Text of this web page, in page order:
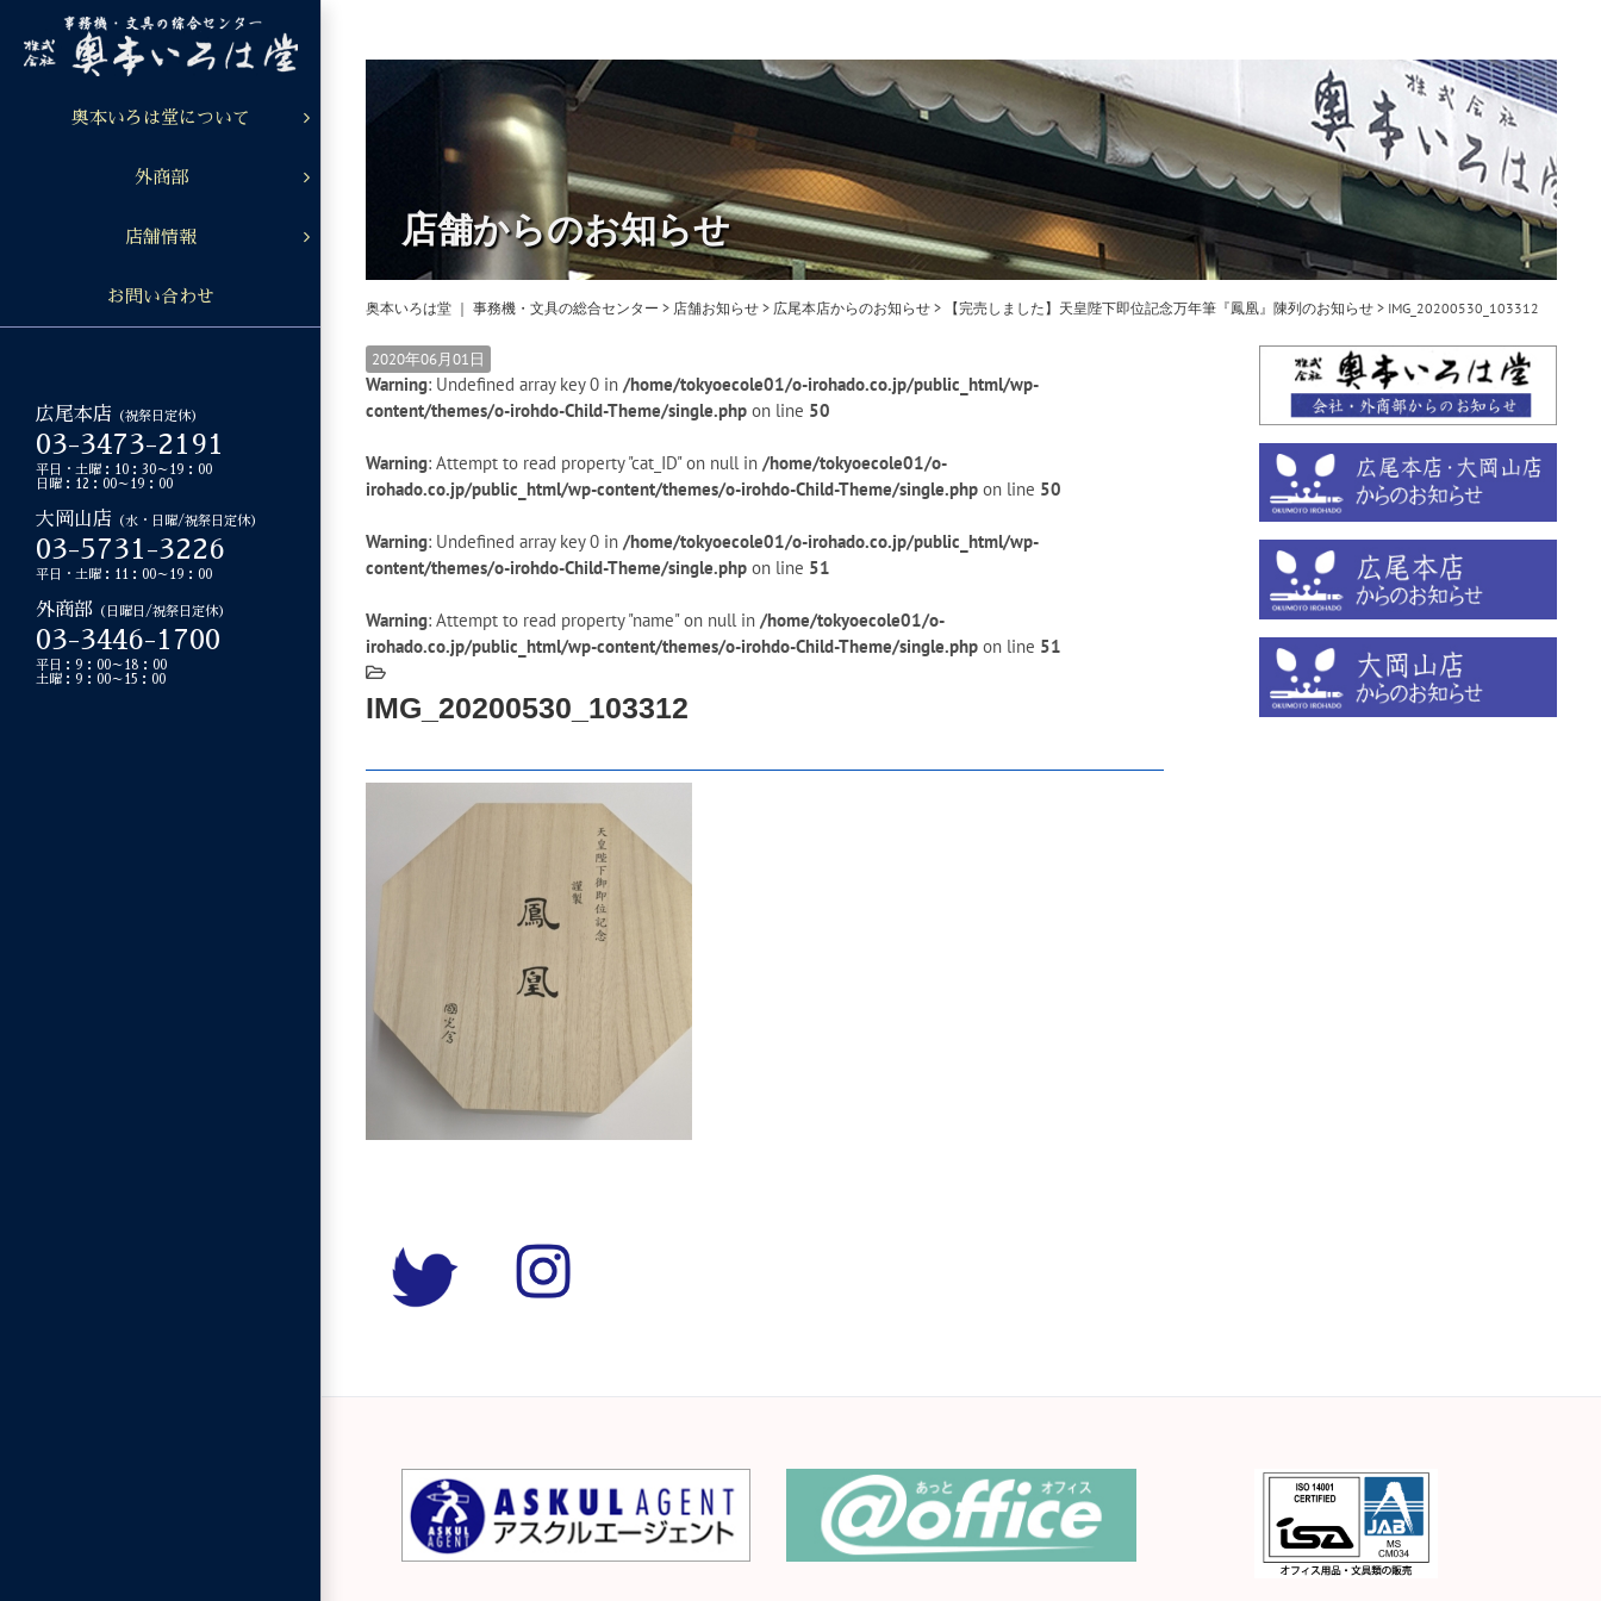
content
奥本いろは堂について
外商部
店舗情報
お問い合わせ
広尾本店 （祝祭日定休）
03-3473-2191
平日・土曜：10：30～19：00
日曜：12：00～19：00
大岡山店 （水・日曜/祝祭日定休）
03-5731-3226
平日・土曜：11：00～19：00
外商部 （日曜日/祝祭日定休）
03-3446-1700
平日：9：00～18：00
土曜：9：00～15：00
店舗からのお知らせ
奥本いろは堂 ｜ 事務機・文具の総合センター > 店舗お知らせ > 広尾本店からのお知らせ > 【完売しました】天皇陛下即位記念万年筆『鳳凰』陳列のお知らせ > IMG_20200530_103312
2020年06月01日
Warning: Undefined array key 0 in /home/tokyoecole01/o-irohado.co.jp/public_html/wp-
content/themes/o-irohdo-Child-Theme/single.php on line 50
Warning: Attempt to read property "cat_ID" on null in /home/tokyoecole01/o-
irohado.co.jp/public_html/wp-content/themes/o-irohdo-Child-Theme/single.php on line 50
Warning: Undefined array key 0 in /home/tokyoecole01/o-irohado.co.jp/public_html/wp-
content/themes/o-irohdo-Child-Theme/single.php on line 51
Warning: Attempt to read property "name" on null in /home/tokyoecole01/o-
irohado.co.jp/public_html/wp-content/themes/o-irohdo-Child-Theme/single.php on line 51
IMG_20200530_103312